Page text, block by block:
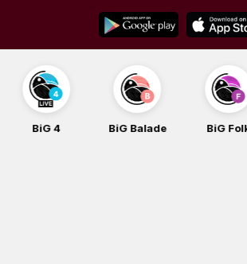
content
BiG 4 BiG Balade BiG Folk